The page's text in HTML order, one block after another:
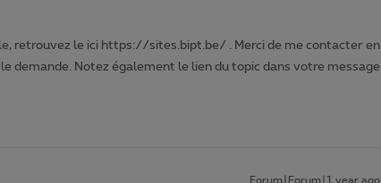
retrouvez le ici https://sites.bipt.be/ . Merci de me contacter en
demande. Notez également le lien du topic dans votre message
Forum|Forum|1 year ago